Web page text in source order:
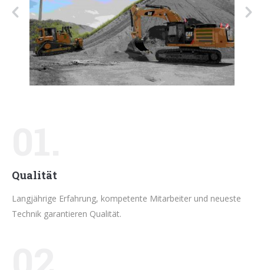
Qualität
Langjährige Erfahrung, kompetente Mitarbeiter und neueste
Technik garantieren Qualität.